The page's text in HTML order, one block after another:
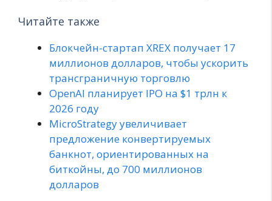
Читайте также
Блокчейн-стартап XREX получает 17
миллионов долларов, чтобы ускорить
трансграничную торговлю
OpenAI планирует IPO на $1 трлн к
2026 году
MicroStrategy увеличивает
предложение конвертируемых
банкнот, ориентированных на
биткойны, до 700 миллионов
долларов